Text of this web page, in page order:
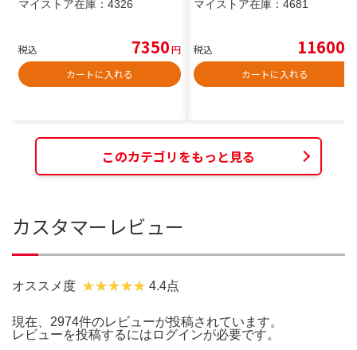
マイストア在庫： 4326
税込 7350円
カートに入れる
マイストア在庫： 4681
税込 11600
カートに入れる
このカテゴリをもっと見る
カスタマーレビュー
オススメ度 4.4点
現在、2974件のレビューが投稿されています。
レビューを投稿するには ログインが必要です。